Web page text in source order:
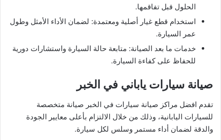
الحلول قبل تفاقمها.
استخدام قطع غيار أصلية ومعتمدة: لضمان الأداء الأمثل وطول
عمر السيارة.
خدمات ما بعد الصيانة: متابعة حالة السيارة واستشارات دورية
للحفاظ على كفاءة السيارة.
صيانة سيارات ياباني في الخبر
تقدم افضل مراكز صيانة سيارات في الخبر صيانة متخصصة
للسيارات اليابانية، وذلك من خلال الالتزام بأعلى معايير الجودة
والدقة لضمان أداء مستمر وسلس لكل سيارة.